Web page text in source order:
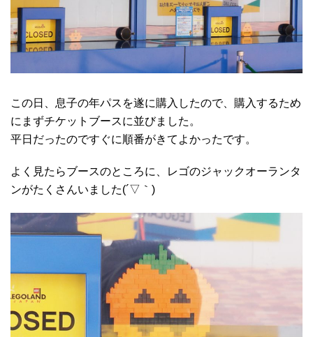
この日、息子の年パスを遂に購入したので、購入するため
にまずチケットブースに並びました。
平日だったのですぐに順番がきてよかったです。
よく見たらブースのところに、レゴのジャックオーランタ
ンがたくさんいました(´▽｀)